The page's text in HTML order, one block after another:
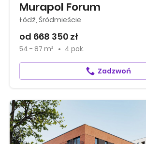
Murapol Forum
Łódź, Śródmieście
od 668 350 zł
54 - 87 m² 4 pok.
Zadzwoń